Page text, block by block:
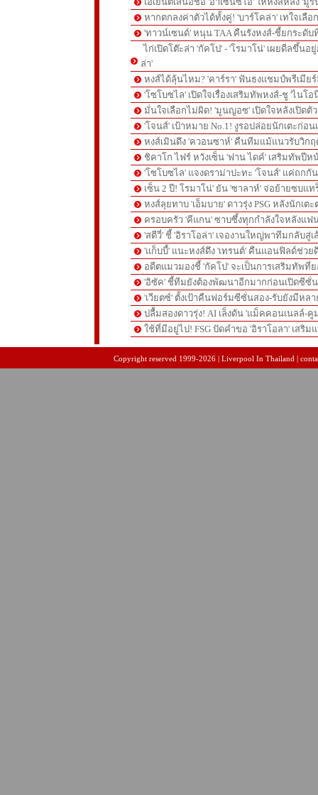
หากตกลงค่าตัวได้ทั้งคู่! 'บาร์โคล่า' เทใจเลือ
'ทาวน์เซนด์' หนุน TAA คืนรังหงส์-ชี้ยกระดั
ไก่เปิดโต๊ะล่า 'กัคโป' - 'โรมาโน่' เผยดีลขึ้นอ
ล่า'
หงส์ได้ลุ้นไหม? 'คาร์รา' ฟันธงแชมป์พรีเมีย
'โซโบซไล' เปิดใจเรื่องเสริมทัพหงส์-ชู 'ไนโ
มั่นใจเลือกไม่ผิด! 'มูนญอซ' เปิดใจหลังเปิดตั
'โจนส์' เป้าหมาย No.1! งูรอปล่อยนักเตะก่อ
หงส์เมินดึง 'ควอนซาห์' คืนทีมแม้แนวรับวิก
ชิคาโก ไฟร์ หวังเซ็น 'ฟาน ไดค์' เสริมทัพปีห
'โซโบซไล' แจงดราม่าปะทะ 'โจนส์' แค่ถกกั
เซ็น 2 ปี! โรมาโน่' ยัน 'ซาลาห์' จ่อย้ายซบแ
หงส์ลุยทาบ 'เอ็มบาย' ดาวรุ่ง PSG หลังนักเต
ครอบครัว 'คีแกน' ซาบซึ้งทุกกำลังใจหลังแฟ
'สตีวี่' ชี้ 'อิราโอล่า' เจองานใหญ่พาทีมกลับสู่
'แก็บบี้' แนะหงส์ดึง 'เทรนต์' คืนแอนฟิลด์ช่วย
อดีตแมวมองชี้ 'กัคโป' จะเป็นการเสริมทัพที่
'อิซัค' ชี้ทีมยังต้องพัฒนาอีกมากก่อนเปิดซีซั่
'เวียตซ์' ตั้งเป้าคืนฟอร์มซีซั่นสอง-รับยังมีหล
ปลื้มสองดาวรุ่ง! AI เล็งดัน 'แม็คคอนเนลล์-
ใช้ที่มีอยู่ไป! FSG ปัดคำขอ 'อิราโอลา' เสริม
Copyright reserved 1999-2026 | Liverpool In Thailand |